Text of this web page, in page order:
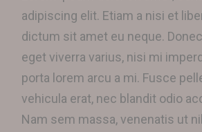
adipiscing elit. Etiam a nisi et
dictum sit amet eu neque.
eget viverra varius, nisi mi
porta lorem arcu a mi. Fusce
vehicula erat, nec blandit odio
Nam sem massa, venenatis ut